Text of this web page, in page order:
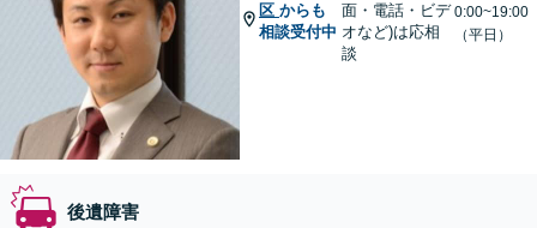
区 からも
相談受付中
面・電話・ビデ
オなど)は応相
談
0:00~19:00
（平日）
後遺障害